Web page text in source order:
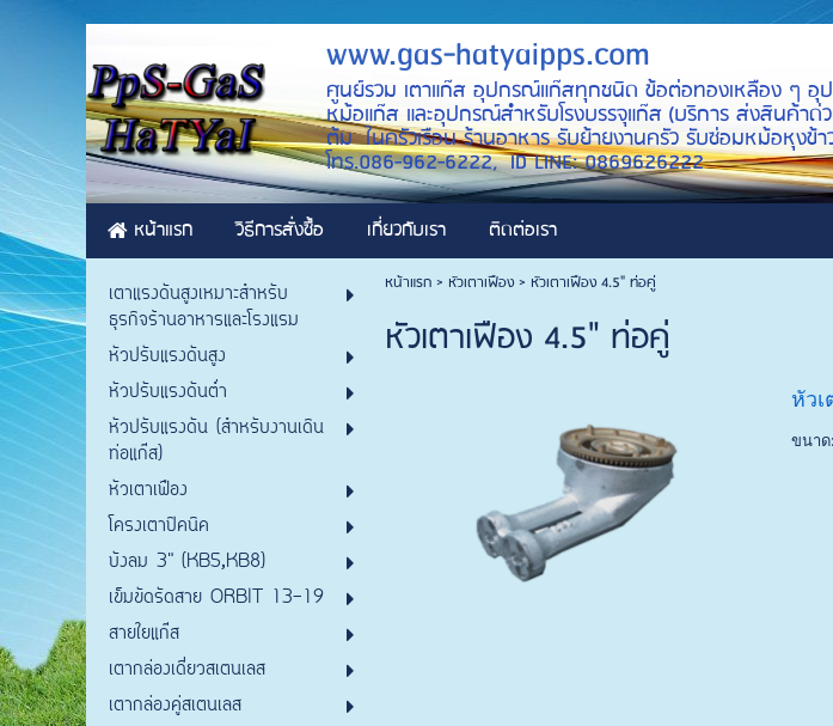
www.gas-hatyaipps.com
ศูนย์รวม เตาแก๊ส อุปกรณ์แก๊สทุกชนิด ข้อต่อทองเหลือง ๆ อุ
หม้อแก๊ส และอุปกรณ์สำหรับโรงบรรจุแก๊ส (บริการ ส่งสินค้
ต้ม ในครัวเรือน ร้านอาหาร รับย้ายงานครัว รับซ่อมหม้อหุงข้
โทร.086-962-6222, ID LINE: 0869626222
หน้าแรก วิธีการสั่งซื้อ เกี่ยวกับเรา ติดต่อเรา
เตาแรงดันสูงเหมาะสำหรับ
ธุรกิจร้านอาหารและโรงแรม
หัวปรับแรงดันสูง
หัวปรับแรงดันต่ำ
หัวปรับแรงดัน (สำหรับงานเดิน
ท่อแก๊ส)
หัวเตาเฟือง
โครงเตาปิคนิค
บังลม 3" (KB5,KB8)
เข็มขัดรัดสาย ORBIT 13-19
สายใยแก๊ส
เตากล่องเดี่ยวสเตนเลส
เตากล่องคู่สเตนเลส
หน้าแรก> หัวเตาเฟือง> หัวเตาเฟือง 4.5" ท่อคู่
หัวเตาเฟือง 4.5" ท่อคู่
หัว
ขนาด